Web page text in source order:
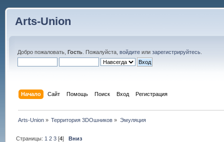
Arts-Union
Добро пожаловать, Гость. Пожалуйста, войдитеили зарегистрируйтесь.
Начало Сайт Помощь Поиск Вход Регистрация
Arts-Union » Территория 3DOшников » Эмуляция
Страницы: 1 2 3 [4]Вниз